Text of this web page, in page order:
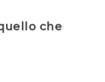
che